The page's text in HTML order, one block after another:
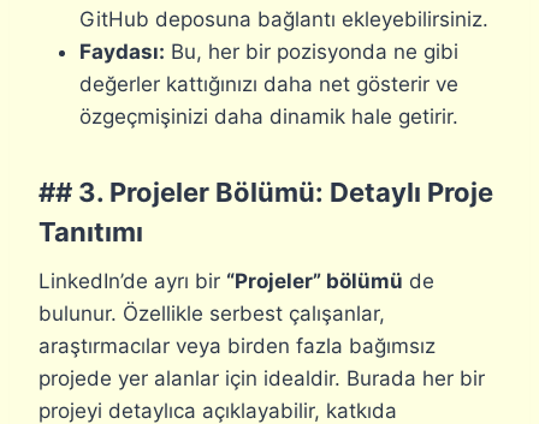
GitHub deposuna bağlantı ekleyebilirsiniz.
Faydası: Bu, her bir pozisyonda ne gibi
değerler kattığınızı daha net gösterir ve
özgeçmişinizi daha dinamik hale getirir.
## 3. Projeler Bölümü: Detaylı Proje
Tanıtımı
LinkedIn’de ayrı bir “Projeler” bölümü de
bulunur. Özellikle serbest çalışanlar,
araştırmacılar veya birden fazla bağımsız
projede yer alanlar için idealdir. Burada her bir
projeyi detaylıca açıklayabilir, katkıda